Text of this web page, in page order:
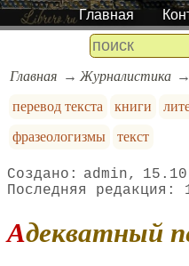
Главная
Главная Журналистика
перевод текста
книги
фразеологизмы
текст
admin
Адекватный